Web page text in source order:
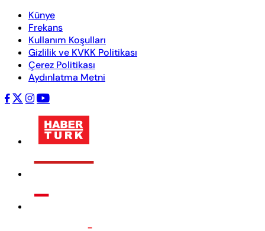
Künye
Frekans
Kullanım Koşulları
Gizlilik ve KVKK Politikası
Çerez Politikası
Aydınlatma Metni